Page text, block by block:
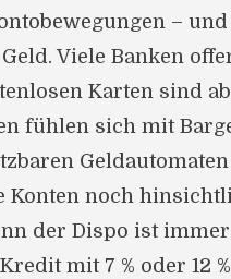
–
Viele Banken
Karten sind
fühlen sich mit
Konten noch
der Dispo ist
mit 7 % oder 12